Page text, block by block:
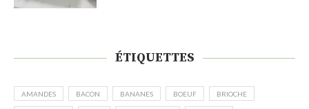
ÉTIQUETTES
AMANDES BACON BANANES BOEUF BRIOCHE